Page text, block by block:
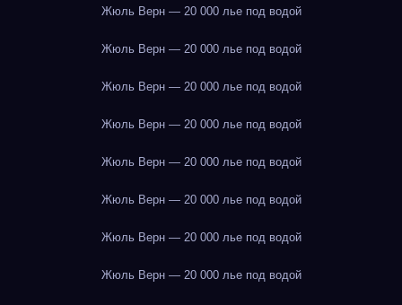
Жюль Верн — 20 000 лье под водой
Жюль Верн — 20 000 лье под водой
Жюль Верн — 20 000 лье под водой
Жюль Верн — 20 000 лье под водой
Жюль Верн — 20 000 лье под водой
Жюль Верн — 20 000 лье под водой
Жюль Верн — 20 000 лье под водой
Жюль Верн — 20 000 лье под водой